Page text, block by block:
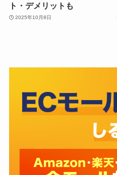
ト・デメリットも
2025年10月8日